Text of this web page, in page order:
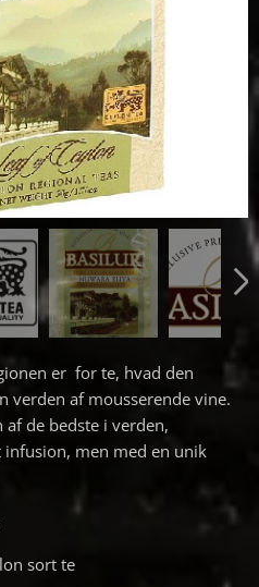
er for te, hvad den
verden af ​​mousserende vine.
​​de bedste i verden,
men med en unik
sort te